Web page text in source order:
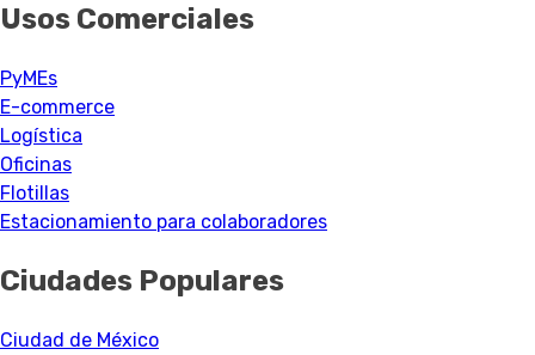
Usos Comerciales
PyMEs
E-commerce
Logística
Oficinas
Flotillas
Estacionamiento para colaboradores
Ciudades Populares
Ciudad de México